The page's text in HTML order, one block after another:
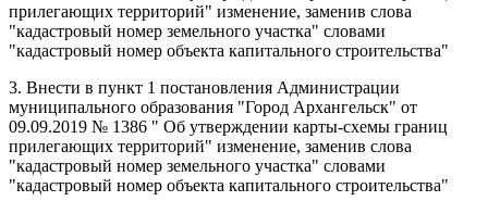
прилегающих территорий" изменение, заменив слова
"кадастровый номер земельного участка" словами
"кадастровый номер объекта капитального строительства"
3. Внести в пункт 1 постановления Администрации
муниципального образования "Город Архангельск" от
09.09.2019 № 1386 " Об утверждении карты-схемы границ
прилегающих территорий" изменение, заменив слова
"кадастровый номер земельного участка" словами
"кадастровый номер объекта капитального строительства"